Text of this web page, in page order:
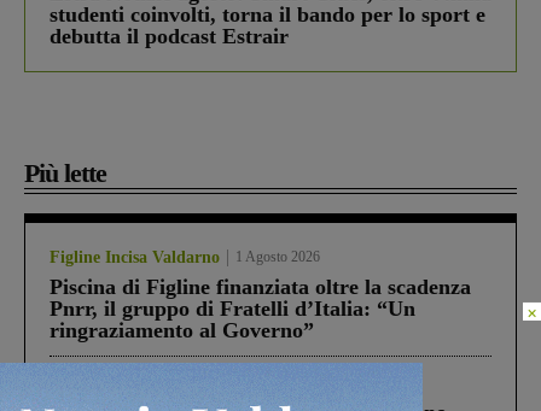
studenti coinvolti, torna il bando per lo sport e
debutta il podcast Estrair
Più lette
Figline Incisa Valdarno 1 Agosto 2026
Piscina di Figline finanziata oltre la scadenza
Pnrr, il gruppo di Fratelli d’Italia: “Un
ringraziamento al Governo”
×